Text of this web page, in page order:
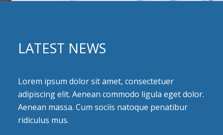
LATEST NEWS
Lorem ipsum dolor sit amet, consectetuer
adipiscing elit. Aenean commodo ligula eget dolor.
Aenean massa. Cum sociis natoque penatibur
ridiculus mus.